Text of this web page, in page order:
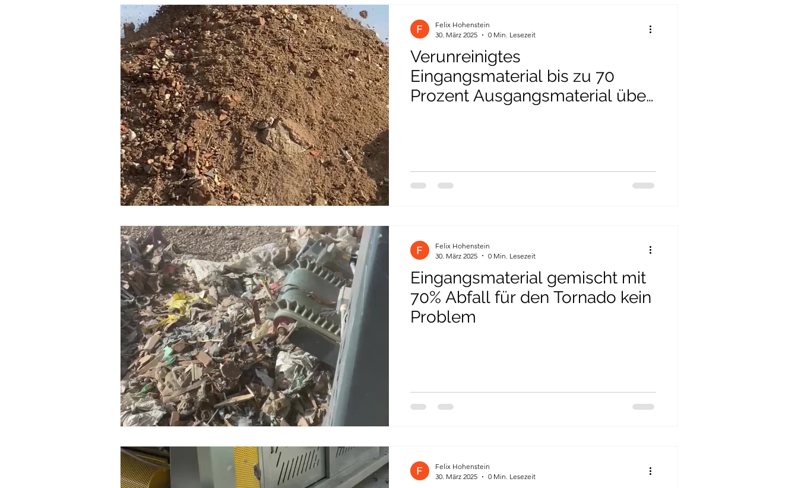
Verunreinigtes
Eingangsmaterial bis zu 70
Prozent Ausgangsmaterial über
Felix Hohenstein
30. März 2025
0 Min. Lesezeit
Eingangsmaterial gemischt mit
70% Abfall für den Tornado kein
Problem
Felix Hohenstein
30. März 2025
0 Min. Lesezeit
Felix Hohenstein
30. März 2025
0 Min. Lesezeit